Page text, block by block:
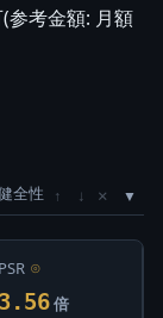
参考金額: 月額
全性 ↑ ↓ ×
PSR ⊙
3.56 倍